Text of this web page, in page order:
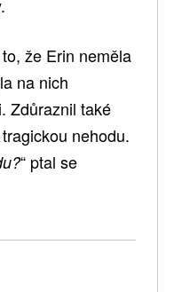
že Erin neměla
na nich
Zdůraznil také
nehodu.
“ ptal se